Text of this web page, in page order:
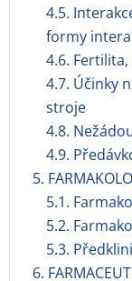
4.5.
formy
4.6.
4.7. Účinky
stroje
4.8.
4.9.
5.
5.1.
5.2.
5.3.
6.